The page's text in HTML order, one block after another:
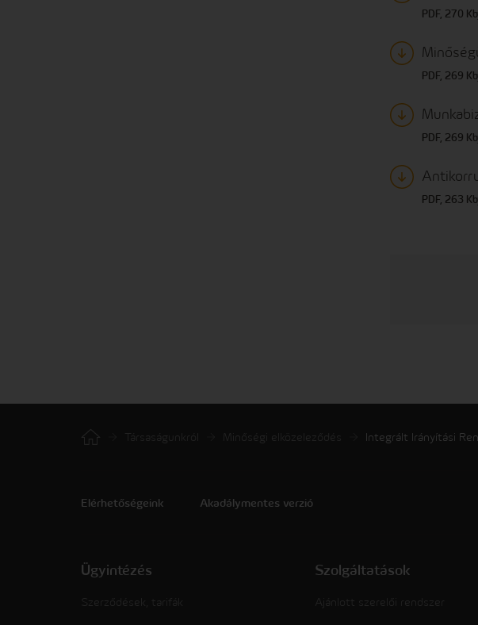
PDF, 270
PDF, 269
PDF, 269
PDF, 263
Társaságunkról Minőségi elközeleződés Integrált Irányítási
Elérhetőségeink Akadálymentes verzió
Ügyintézés
Szerződések, tarifák
Szolgáltatások
Ajánlott szerelői rendszer